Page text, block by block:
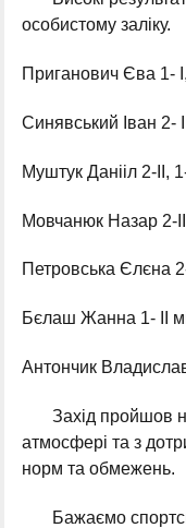
особистому заліку.
Приганович Єва 1- І,
Синявський Іван 2-
Муштук Данііл 2-ІІ, 1-
Мовчанюк Назар 2-
Петровська Єлєна 2-
Бєлаш Жанна 1- ІІ
Антончик Владислав
Захід пройшов на
атмосфері та з
норм та обмежень.
Бажаємо